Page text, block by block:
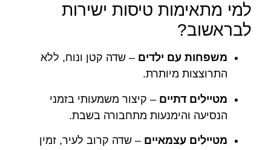
למי מתאימות טיסות ישירות
לבראשוב?
משפחות עם ילדים – שדה קטן ונוח, ללא
התרוצצות מיותרת.
מטיילים דתיים – קיצור משמעותי בזמני
הנסיעה והימנעות מתחבורה בשבת.
מטיילים עצמאיים – שדה קרוב לעיר, זמין